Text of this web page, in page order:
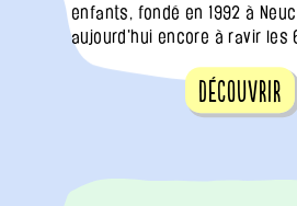
enfants, fondé en 1992 à
aujourd'hui encore à ravir les
Découvrir